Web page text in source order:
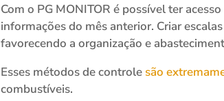
Com o PG MONITOR é possível ter
informações do mês anterior. Criar
favorecendo a organização e
Esses métodos de controle são
combustíveis.